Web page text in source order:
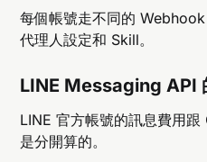
每個帳號走不同的
代理人設定和 Skill。
LINE Messaging API
LINE 官方帳號的訊息費用
是分開算的。